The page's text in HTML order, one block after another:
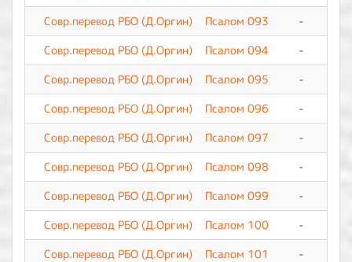
Совр.перевод РБО (Д.Оргин)
Псалом 093 -
Совр.перевод РБО (Д.Оргин)
Псалом 094 -
Совр.перевод РБО (Д.Оргин)
Псалом 095 -
Совр.перевод РБО (Д.Оргин)
Псалом 096 -
Совр.перевод РБО (Д.Оргин)
Псалом 097 -
Совр.перевод РБО (Д.Оргин)
Псалом 098 -
Совр.перевод РБО (Д.Оргин)
Псалом 099 -
Совр.перевод РБО (Д.Оргин)
Псалом 100 -
Совр.перевод РБО (Д.Оргин)
Псалом 101 -